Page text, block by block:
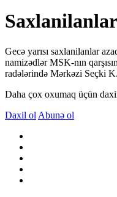
Gecə yarısı saxlanilanlar
namizədlər MSK-nın
radələrində Mərkəzi Seçki
Daha çox oxumaq üçün
Daxil ol Abunə ol